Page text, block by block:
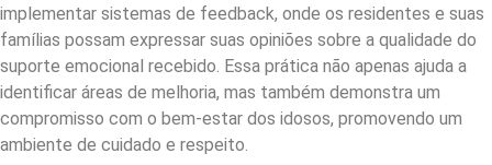
implementar sistemas de feedback, onde os residentes e suas
famílias possam expressar suas opiniões sobre a qualidade do
suporte emocional recebido. Essa prática não apenas ajuda a
identificar áreas de melhoria, mas também demonstra um
compromisso com o bem-estar dos idosos, promovendo um
ambiente de cuidado e respeito.